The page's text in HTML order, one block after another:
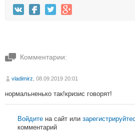
Комментарии:
vladimirz , 08.09.2019 20:01
нормальненько так!кризис говорят!
Войдите на сайт или
комментарий